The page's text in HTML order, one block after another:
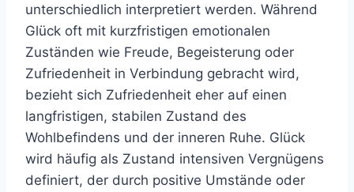
unterschiedlich interpretiert werden. Während
Glück oft mit kurzfristigen emotionalen
Zuständen wie Freude, Begeisterung oder
Zufriedenheit in Verbindung gebracht wird,
bezieht sich Zufriedenheit eher auf einen
langfristigen, stabilen Zustand des
Wohlbefindens und der inneren Ruhe. Glück
wird häufig als Zustand intensiven Vergnügens
definiert, der durch positive Umstände oder